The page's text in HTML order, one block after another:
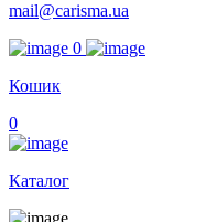
mail@carisma.ua
0
Кошик
0
Каталог